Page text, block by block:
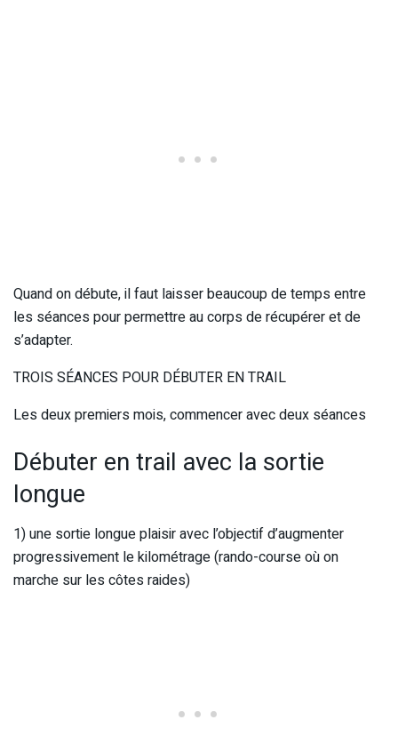
Quand on débute, il faut laisser beaucoup de temps entre
les séances pour permettre au corps de récupérer et de
s’adapter.
TROIS SÉANCES POUR DÉBUTER EN TRAIL
Les deux premiers mois, commencer avec deux séances
Débuter en trail avec la sortie
longue
1) une sortie longue plaisir avec l’objectif d’augmenter
progressivement le kilométrage (rando-course où on
marche sur les côtes raides)